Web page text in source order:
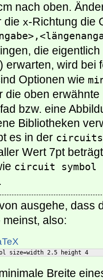
nach oben.
die x-Richtung die
die
erwarten, wird bei
Optionen wie
die oben
bzw. eine
Bibliotheken
es in der circuits
Wert 7pt
circuit symbol
ausgehe, dass
meinst, also:
size=width 2.5 height 4
Breite